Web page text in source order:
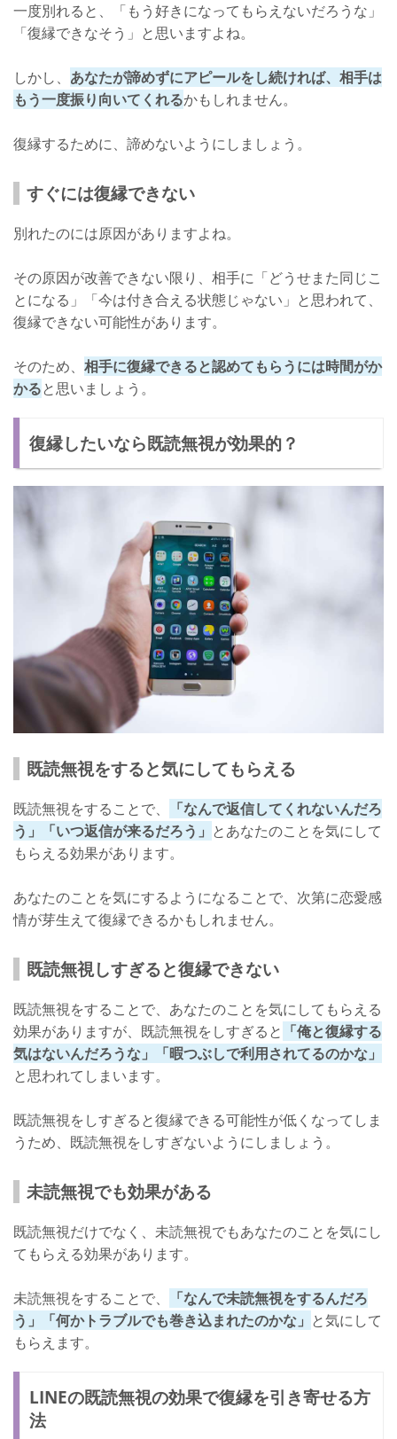
焦らずゆっくり復縁を目指そう！
一度別れると、「もう好きになってもらえないだろうな」
「復縁できなそう」と思いますよね。
しかし、 あなたが諦めずにアピールをし続ければ、相手は
もう一度振り向いてくれるかもしれません。
復縁するために、諦めないようにしましょう。
すぐには復縁できない
別れたのには原因がありますよね。
その原因が改善できない限り、相手に「どうせまた同じこ
とになる」「今は付き合える状態じゃない」と思われて、
復縁できない可能性があります。
そのため、 相手に復縁できると認めてもらうには時間がか
かると思いましょう。
復縁したいなら既読無視が効果的？
既読無視をすると気にしてもらえる
既読無視をすることで、
「なんで返信してくれないんだろ
う」「いつ返信が来るだろう」 とあなたのことを気にして
もらえる効果があります。
あなたのことを気にするようになることで、次第に恋愛感
情が芽生えて復縁できるかもしれません。
既読無視しすぎると復縁できない
既読無視をすることで、あなたのことを気にしてもらえる
効果がありますが、既読無視をしすぎると 「俺と復縁する
気はないんだろうな」「暇つぶしで利用されてるのかな」
と思われてしまいます。
既読無視をしすぎると復縁できる可能性が低くなってしま
うため、既読無視をしすぎないようにしましょう。
未読無視でも効果がある
既読無視だけでなく、未読無視でもあなたのことを気にし
てもらえる効果があります。
未読無視をすることで、
「なんで未読無視をするんだろ
う」「何かトラブルでも巻き込まれたのかな」 と気にして
もらえます。
LINEの既読無視の効果で復縁を引き寄せる方
法